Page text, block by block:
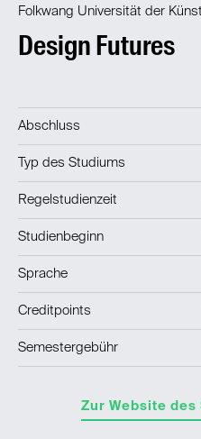
Folkwang Universität der
Design Futures
Abschluss
Typ des Studiums
Regelstudienzeit
Studienbeginn
Sprache
Creditpoints
Semestergebühr
Zur Website